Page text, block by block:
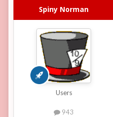
Spiny Norman
Users
943